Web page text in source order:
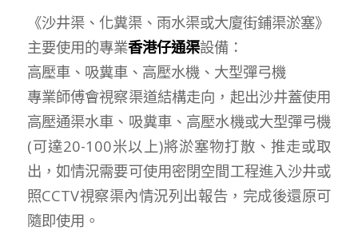
《沙井渠、化糞渠、雨水渠或大廈街鋪渠淤塞》
主要使用的專業香港仔通渠設備：
高壓車、吸糞車、高壓水機、大型彈弓機
專業師傅會視察渠道結構走向，起出沙井蓋使用
高壓通渠水車、吸糞車、高壓水機或大型彈弓機
(可達20-100米以上)將淤塞物打散、推走或取
出，如情況需要可使用密閉空間工程進入沙井或
照CCTV視察渠內情況列出報告，完成後還原可
隨即使用。